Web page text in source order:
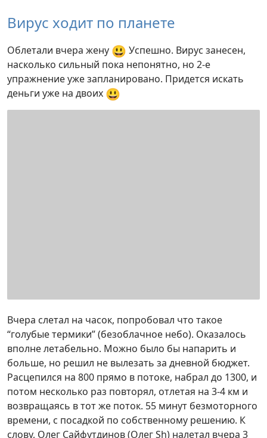
Вирус ходит по планете
Облетали вчера жену 😃 Успешно. Вирус занесен,
насколько сильный пока непонятно, но 2-е
упражнение уже запланировано. Придется искать
деньги уже на двоих 😃
Вчера слетал на часок, попробовал что такое
“голубые термики” (безоблачное небо). Оказалось
вполне летабельно. Можно было бы напарить и
больше, но решил не вылезать за дневной бюджет.
Расцепился на 800 прямо в потоке, набрал до 1300, и
потом несколько раз повторял, отлетая на 3-4 км и
возвращаясь в тот же поток. 55 минут безмоторного
времени, с посадкой по собственному решению. К
слову, Олег Сайфутдинов (Олег Sh) налетал вчера 3